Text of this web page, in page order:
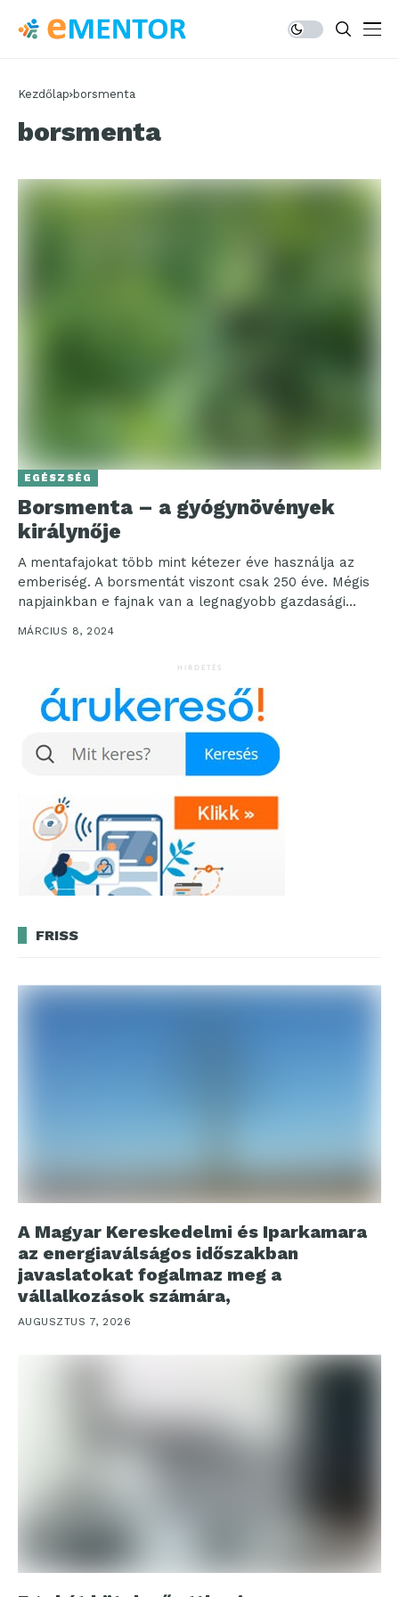
Kezdőlap borsmenta
borsmenta
EGÉSZSÉG
Borsmenta – a gyógynövények
királynője
A mentafajokat több mint kétezer éve használja az
emberiség. A borsmentát viszont csak 250 éve. Mégis
napjainkban e fajnak van a legnagyobb gazdasági...
MÁRCIUS 8, 2024
HIRDETÉS
FRISS
A Magyar Kereskedelmi és Iparkamara
az energiaválságos időszakban
javaslatokat fogalmaz meg a
vállalkozások számára,
AUGUSZTUS 7, 2026